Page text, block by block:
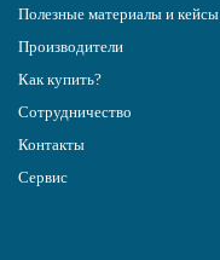
Полезные материалы и кейсы
Производители
Как купить?
Сотрудничество
Контакты
Сервис